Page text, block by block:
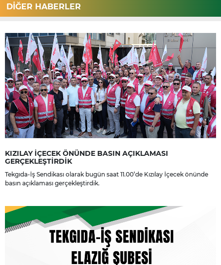
DİĞER HABERLER
KIZILAY İÇECEK ÖNÜNDE BASIN AÇIKLAMASI
GERÇEKLEŞTİRDİK
Tekgıda-İş Sendikası olarak bugün saat 11.00’de Kızılay İçecek önünde
basın açıklaması gerçekleştirdik.